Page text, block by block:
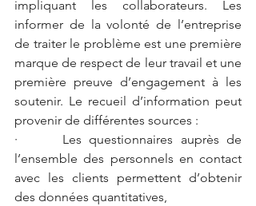
impliquant les collaborateurs. Les
informer de la volonté de l’entreprise
de traiter le problème est une première
marque de respect de leur travail et une
première preuve d’engagement à les
soutenir. Le recueil d’information peut
provenir de différentes sources :
·      Les questionnaires auprès de
l’ensemble des personnels en contact
avec les clients permettent d’obtenir
des données quantitatives,